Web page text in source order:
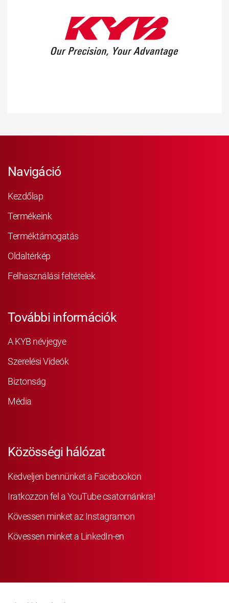
Navigáció
Kezdőlap
Termékeink
Terméktámogatás
Oldaltérkép
Felhasználási feltételek
További információk
A KYB névjegye
Szerelési Videók
Biztonság
Média
Közösségi hálózat
Kedveljen bennünket a Facebookon
Iratkozzon fel a YouTube csatornánkra!
Kövessen minket az Instagramon
Kövessen minket a LinkedIn-en